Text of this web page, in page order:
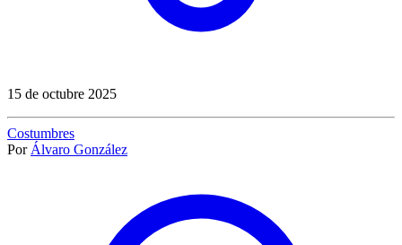
15 de octubre 2025
Costumbres
Por Álvaro González